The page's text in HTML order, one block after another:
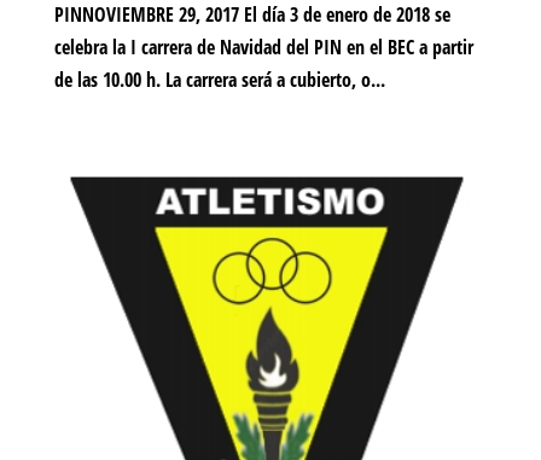
PINNOVIEMBRE 29, 2017 El día 3 de enero de 2018 se
celebra la I carrera de Navidad del PIN en el BEC a partir
de las 10.00 h. La carrera será a cubierto, o...